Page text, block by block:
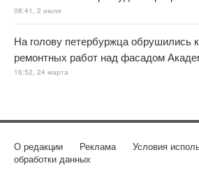
08:41, 2 июля
На голову петербуржца обрушились
ремонтных работ над фасадом
16:52, 24 марта
О редакции Реклама Условия
обработки данных